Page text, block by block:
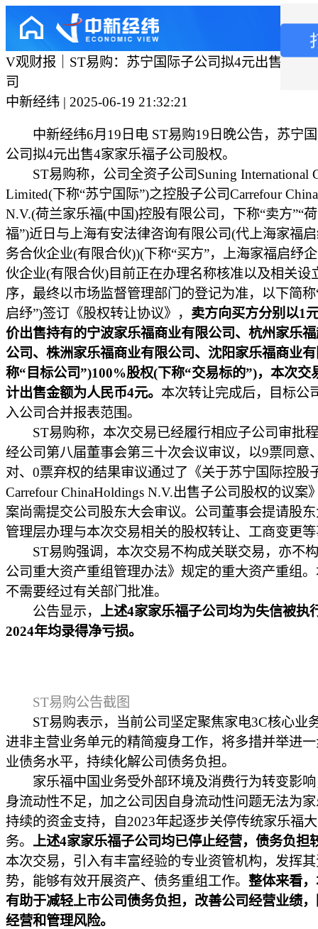
V观财报｜ST易购：苏宁国际子公司拟4元出售4家
司
中新经纬 | 2025-06-19 21:32:21
中新经纬6月19日电 ST易购19日晚公告，苏宁
公司拟4元出售4家家乐福子公司股权。
ST易购称，公司全资子公司Suning International
Limited(下称“苏宁国际”)之控股子公司Carrefour
N.V.(荷兰家乐福(中国)控股有限公司，下称“卖方”“
福”)近日与上海有安法律咨询有限公司(代上海家福
务合伙企业(有限合伙))(下称“买方”，上海家福启纾
伙企业(有限合伙)目前正在办理名称核准以及相关设
序，最终以市场监督管理部门的登记为准，以下简
启纾”)签订《股权转让协议》， 卖方向买方分别以1
价出售持有的宁波家乐福商业有限公司、杭州家乐
公司、株洲家乐福商业有限公司、沈阳家乐福商业
称“目标公司”)100%股权(下称“交易标的”)，本次交
计出售金额为人民币4元。 本次转让完成后，目标公
入公司合并报表范围。
ST易购称，本次交易已经履行相应子公司审批
经公司第八届董事会第三十次会议审议，以9票同意
对、0票弃权的结果审议通过了《关于苏宁国际控股
Carrefour ChinaHoldings N.V.出售子公司股权的议案
案尚需提交公司股东大会审议。公司董事会提请股
管理层办理与本次交易相关的股权转让、工商变更
ST易购强调，本次交易不构成关联交易，亦不
公司重大资产重组管理办法》规定的重大资产重组
不需要经过有关部门批准。
公告显示， 上述4家家乐福子公司均为失信被执
2024年均录得净亏损。
ST易购公告截图
ST易购表示，当前公司坚定聚焦家电3C核心业
进非主营业务单元的精简瘦身工作，将多措并举进
业债务水平，持续化解公司债务负担。
家乐福中国业务受外部环境及消费行为转变影响
身流动性不足，加之公司因自身流动性问题无法为
持续的资金支持，自2023年起逐步关停传统家乐福
务。 上述4家家乐福子公司均已停止经营，债务负担
本次交易，引入有丰富经验的专业资管机构，发挥
势，能够有效开展资产、债务重组工作。 整体来看
有助于减轻上市公司债务负担，改善公司经营业绩
经营和管理风险。